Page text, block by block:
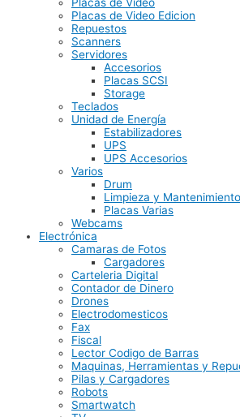
Placas de Video Edicion
Repuestos
Scanners
Servidores
Accesorios
Placas SCSI
Storage
Teclados
Unidad de Energía
Estabilizadores
UPS
UPS Accesorios
Varios
Drum
Limpieza y Mantenimiento
Placas Varias
Webcams
Electrónica
Camaras de Fotos
Cargadores
Carteleria Digital
Contador de Dinero
Drones
Electrodomesticos
Fax
Fiscal
Lector Codigo de Barras
Maquinas, Herramientas y
Pilas y Cargadores
Robots
Smartwatch